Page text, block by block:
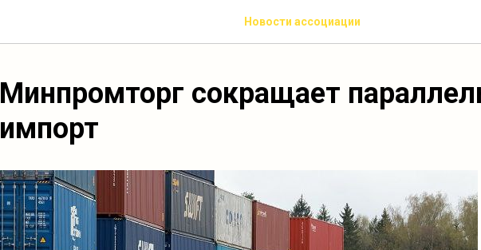
Новости ассоциации
Минпромторг сокращает
импорт